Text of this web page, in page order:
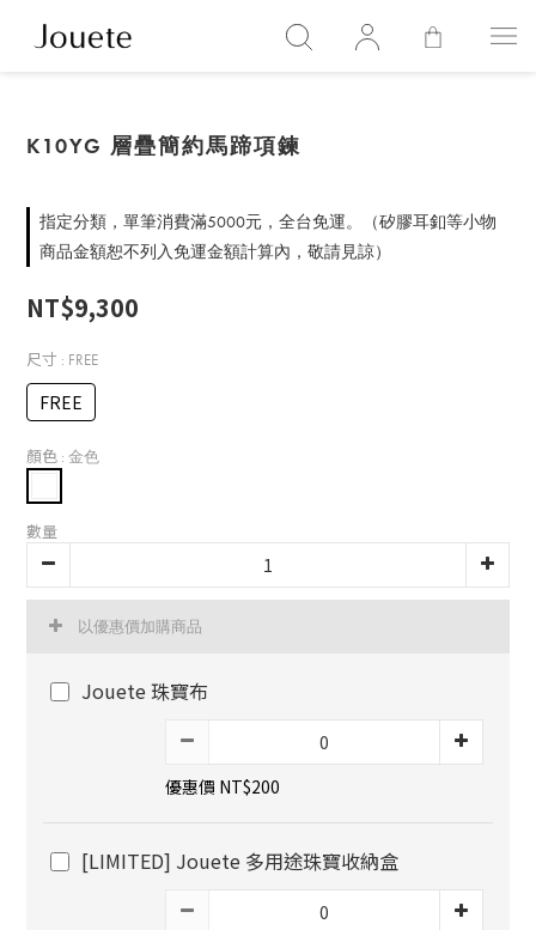
K10YG 層疊簡約馬蹄項鍊
指定分類，單筆消費滿5000元，全台免運。（矽膠耳釦等小物
商品金額恕不列入免運金額計算內，敬請見諒）
NT$9,300
尺寸 : FREE
FREE
顏色 : 金色
數量
以優惠價加購商品
Jouete 珠寶布
優惠價 NT$200
[LIMITED] Jouete 多用途珠寶收納盒